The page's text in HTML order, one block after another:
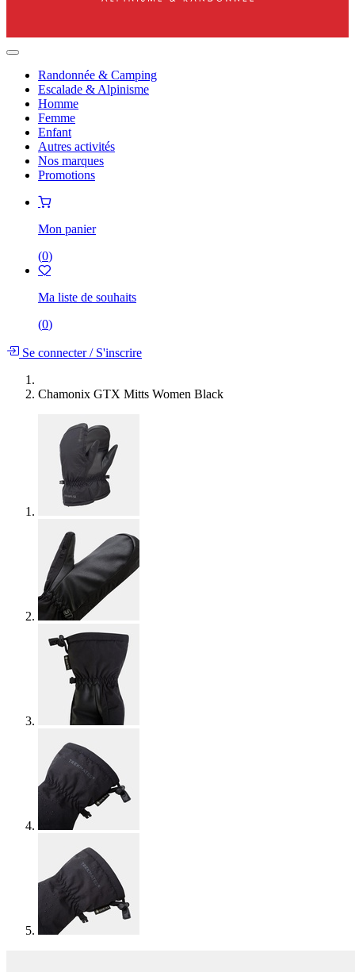
Randonnée & Camping
Escalade & Alpinisme
Homme
Femme
Enfant
Autres activités
Nos marques
Promotions
Mon panier
(0)
Ma liste de souhaits
(0)
Se connecter/S'inscrire
Chamonix GTX Mitts Women Black